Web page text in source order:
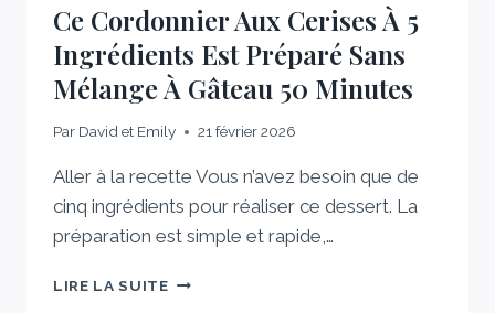
MINUTES
Ce Cordonnier Aux Cerises À 5
Ingrédients Est Préparé Sans
Mélange À Gâteau 50 Minutes
Par David et Emily 21 février 2026
Aller à la recette Vous n’avez besoin que de
cinq ingrédients pour réaliser ce dessert. La
préparation est simple et rapide,…
LIRE LA SUITECE